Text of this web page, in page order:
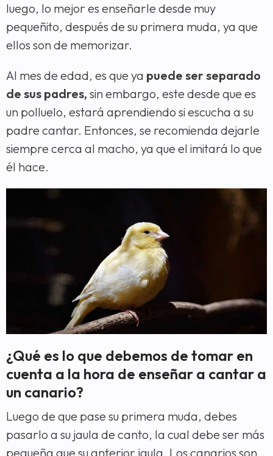
luego, lo mejor es enseñarle desde muy
pequeñito, después de su primera muda, ya que
ellos son de memorizar.
Al mes de edad, es que ya puede ser separado
de sus padres, sin embargo, este desde que es
un polluelo, estará aprendiendo si escucha a su
padre cantar. Entonces, se recomienda dejarle
siempre cerca al macho, ya que el imitará lo que
él hace.
¿Qué es lo que debemos de tomar en
cuenta a la hora de enseñar a cantar a
un canario?
Luego de que pase su primera muda, debes
pasarlo a su jaula de canto, la cual debe ser más
pequeña que su anterior jaula. Los canarios son